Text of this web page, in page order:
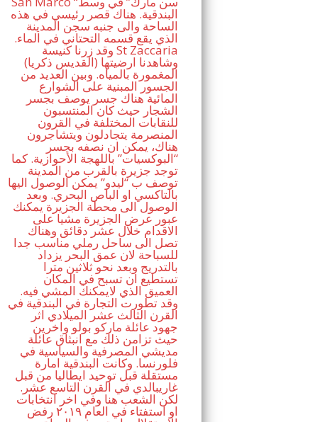
البندقية. هناك قصر رئيسي في هذه
الساحة والى جنبه سجن المدينة
الذي يقع قسمه التحتاني في الماء.
وقد زرنا كنيسة St Zaccaria
(القديس ذكريا) وشاهدنا ارضيتها
المغمورة بالمياه. وبين العديد من
الجسور المبنية على الشوارع
المائية هناك جسر يوصف بجسر
الشجار حيث كان المنتسبون
للنقابات المختلفة في القرون
المنصرمة يتجادلون ويتشاجرون
هناك، يمكن ان نصفه بجسر
“البوكسيات” باللهجة الأحوازية. كما
توجد جزيرة بالقرب من المدينة
توصف ب “ليدو” يمكن الوصول اليها
بالتاكسي او الباص البحري. وبعد
الوصول الى محطة الجزيرة يمكنك
عبور عرض الجزيرة مشيا على
الاقدام خلال عشر دقائق وهناك
تصل الى ساحل رملي مناسب جدا
للسباحة لان عمق البحر يزداد
بالتدريج وبعد نحو ثلاثين مترا
تستطيع ان تسبح في المكان
العميق الذي لايمكنك المشي فيه.
وقد تطورت التجارة في البندقية في
القرن الثالث عشر الميلادي اثر
جهود عائلة ماركو بولو واخرين
حيث تزامن ذلك مع انبثاق عائلة
مديشي المصرفية والسياسية في
فلورنسا. وكانت البندقية امارة
مستقلة قبل توحيد ايطاليا من قبل
غاريبالدي في القرن التاسع عشر.
لكن الشعب هنا وفي اخر انتخابات
او استفتاء في العام ٢٠١٩ رفض